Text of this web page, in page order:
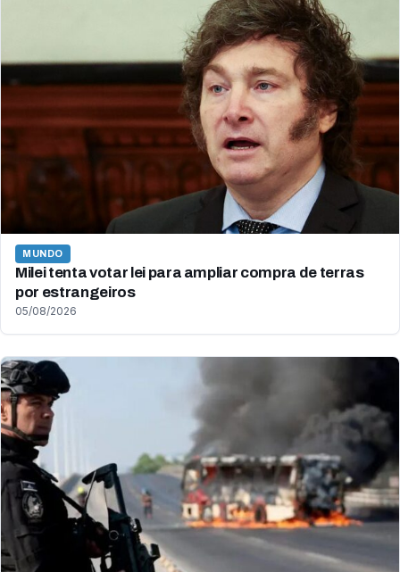
MUNDO
Milei tenta votar lei para ampliar compra de terras
por estrangeiros
05/08/2026